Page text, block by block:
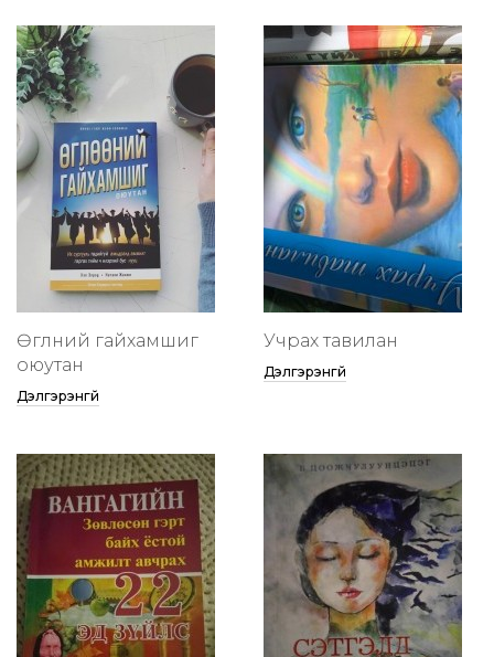
Өглөөний гайхамшиг
оюутан
Дэлгэрэнгүй
Учрах тавилан
Дэлгэрэнгүй